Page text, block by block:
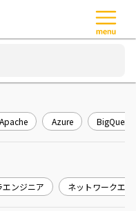
Apache Azure BigQuery
エンジニア ネットワークエ